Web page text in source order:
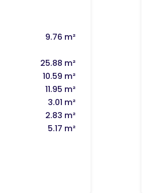
9.76 m²
25.88 m²
10.59 m²
11.95 m²
3.01 m²
2.83 m²
5.17 m²